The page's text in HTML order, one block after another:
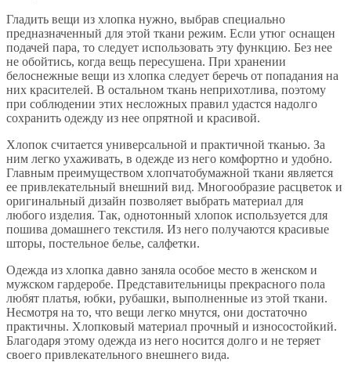
Гладить вещи из хлопка нужно, выбрав специально
предназначенный для этой ткани режим. Если утюг оснащен
подачей пара, то следует использовать эту функцию. Без нее
не обойтись, когда вещь пересушена. При хранении
белоснежные вещи из хлопка следует беречь от попадания на
них красителей. В остальном ткань неприхотлива, поэтому
при соблюдении этих несложных правил удастся надолго
сохранить одежду из нее опрятной и красивой.
Хлопок считается универсальной и практичной тканью. За
ним легко ухаживать, в одежде из него комфортно и удобно.
Главным преимуществом хлопчатобумажной ткани является
ее привлекательный внешний вид. Многообразие расцветок и
оригинальный дизайн позволяет выбрать материал для
любого изделия. Так, однотонный хлопок используется для
пошива домашнего текстиля. Из него получаются красивые
шторы, постельное белье, салфетки.
Одежда из хлопка давно заняла особое место в женском и
мужском гардеробе. Представительницы прекрасного пола
любят платья, юбки, рубашки, выполненные из этой ткани.
Несмотря на то, что вещи легко мнутся, они достаточно
практичны. Хлопковый материал прочный и износостойкий.
Благодаря этому одежда из него носится долго и не теряет
своего привлекательного внешнего вида.